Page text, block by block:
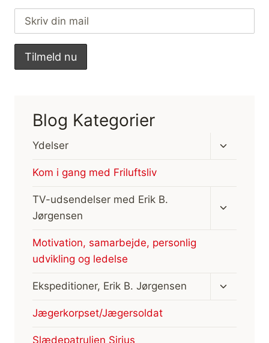
Blog Kategorier
Ydelser
Skift
Kom i gang med Friluftsliv
TV-udsendelser med Erik B.
Jørgensen
Motivation, samarbejde, personlig
udvikling og ledelse
Ekspeditioner, Erik B. Jørgensen
Skift
Jægerkorpset/Jægersoldat
Slædepatruljen Sirius